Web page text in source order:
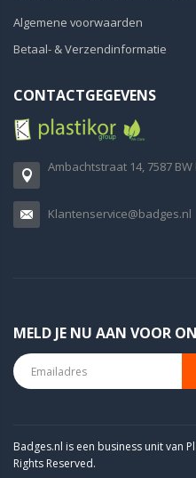
Algemene voorwaarden
Betaal- & Verzendinformatie
CONTACTGEGEVENS
Ambachtstraat 14, 7587
Klantenservice@badges.nl
MELD JE NU AAN VOOR
Badges.nl is een business unit van
Rights Reserved.